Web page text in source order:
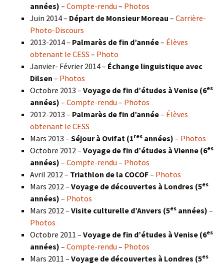
années) – Compte-rendu – Photos
Juin 2014 – Départ de Monsieur Moreau – Carrière-
Photo-Discours
2013-2014 – Palmarès de fin d’année– Élèves
obtenant le CESS – Photo
Janvier- Février 2014 – Échange linguistique avec
Dilsen – Photos
Octobre 2013 – Voyage de fin d’études à Venise (6es
années) – Compte-rendu – Photos
2012-2013 – Palmarès de fin d’année– Élèves
obtenant le CESS
Mars 2013 – Séjour à Ovifat (1res années) – Photos
Octobre 2012 – Voyage de fin d’études à Vienne (6es
années) – Compte-rendu – Photos
Avril 2012 – Triathlon de la COCOF– Photos
Mars 2012 – Voyage de découvertes à Londres (5es
années) – Photos
Mars 2012 – Visite culturelle d’Anvers (5es années) –
Photos
Octobre 2011 – Voyage de fin d’études à Venise (6es
années) – Compte-rendu – Photos
Mars 2011 – Voyage de découvertes à Londres (5es